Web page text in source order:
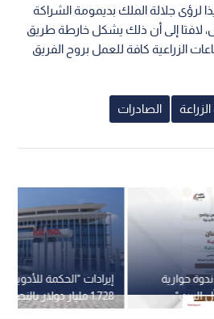
لرؤى جلالة الملك بديمومة الشراكة
لافتا إلى أن ذلك يشكل خارطة طريق
الزراعية كافة للعمل بروح الفريق
الزراعة الصادرات
إيرادات "الحكمة للأدوية"
1.728 مليار دولار بالنصف الأول
حوارية
البيت"